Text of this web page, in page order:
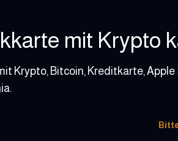
mit Krypto
Krypto, Bitcoin, Kreditkarte, Apple